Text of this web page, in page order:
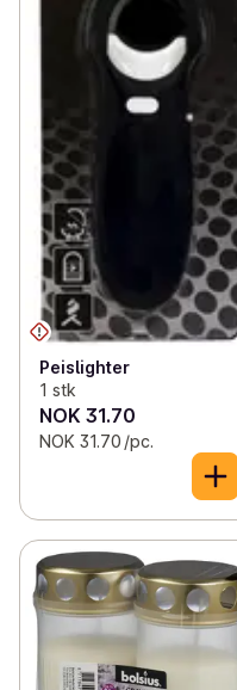
Peislighter
1 stk
NOK 31.70
NOK 31.70 /pc.